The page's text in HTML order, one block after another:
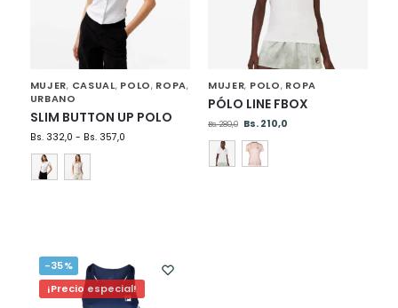
MUJER, CASUAL, POLO, ROPA,
URBANO
SLIM BUTTON UP POLO
Bs.332,0 - Bs.357,0
MUJER, POLO, ROPA
PÓLO LINE FBOX
Bs.280,0 Bs. 210,0
-35%
¡Precio especial!